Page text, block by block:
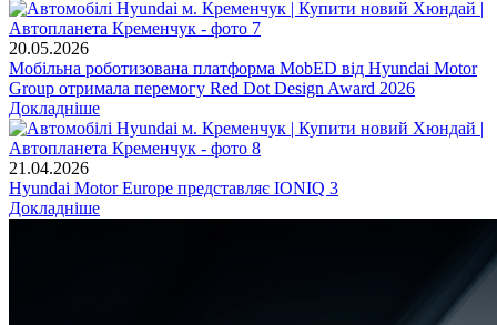
20.05.2026
Мобільна роботизована платформа MobED від Hyundai Motor
Group отримала перемогу Red Dot Design Award 2026
Докладніше
21.04.2026
Hyundai Motor Europe представляє IONIQ 3
Докладніше